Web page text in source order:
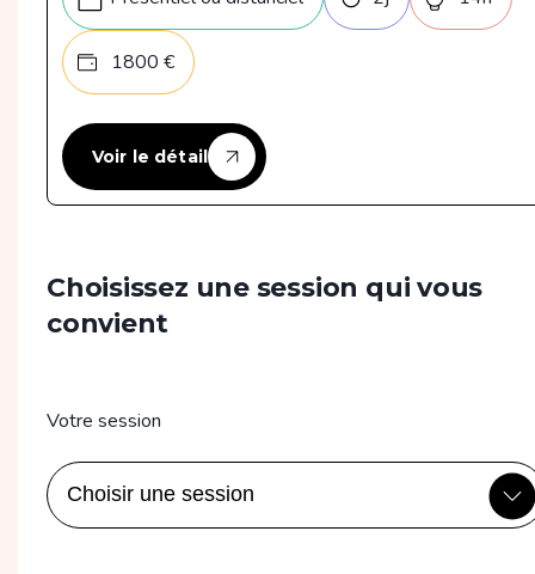
- Gestion de l'état (state management)
- Bonnes pratiques CSS
1800 €
Voir le détail
Choisissez une session qui vous
convient
Votre session